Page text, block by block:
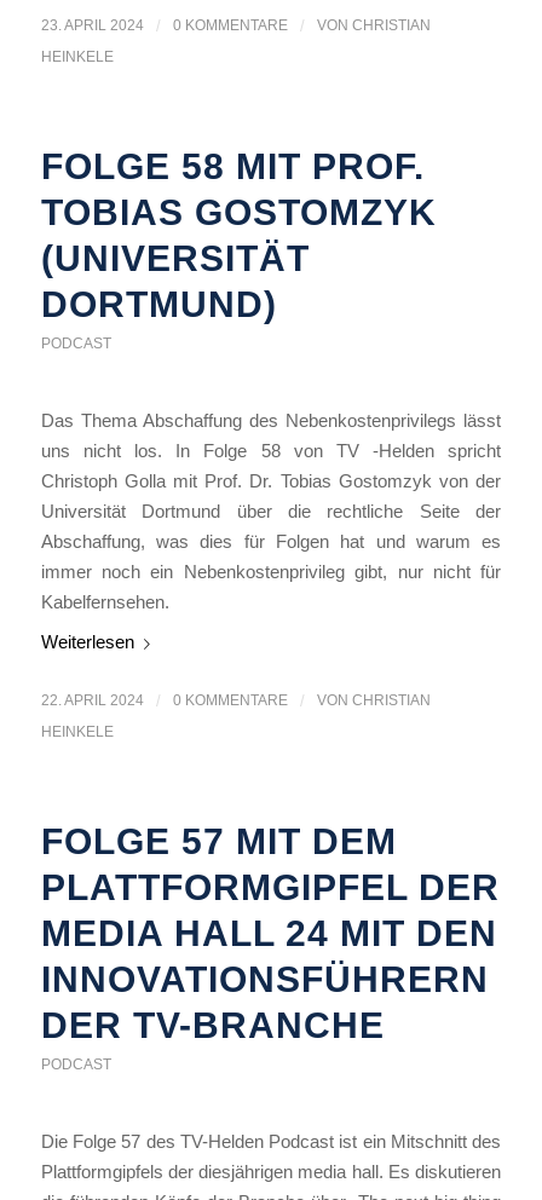
23. APRIL 2024 / 0 KOMMENTARE / VON CHRISTIAN
HEINKELE
FOLGE 58 MIT PROF.
TOBIAS GOSTOMZYK
(UNIVERSITÄT
DORTMUND)
PODCAST
Das Thema Abschaffung des Nebenkostenprivilegs lässt
uns nicht los. In Folge 58 von TV -Helden spricht
Christoph Golla mit Prof. Dr. Tobias Gostomzyk von der
Universität Dortmund über die rechtliche Seite der
Abschaffung, was dies für Folgen hat und warum es
immer noch ein Nebenkostenprivileg gibt, nur nicht für
Kabelfernsehen.
Weiterlesen
22. APRIL 2024 / 0 KOMMENTARE / VON CHRISTIAN
HEINKELE
FOLGE 57 MIT DEM
PLATTFORMGIPFEL DER
MEDIA HALL 24 MIT DEN
INNOVATIONSFÜHRERN
DER TV-BRANCHE
PODCAST
Die Folge 57 des TV-Helden Podcast ist ein Mitschnitt des
Plattformgipfels der diesjährigen media hall. Es diskutieren